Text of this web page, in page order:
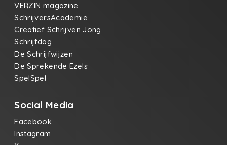
VERZIN magazine
SchrijversAcademie
Creatief Schrijven Jong
Schrijfdag
De Schrijfwijzen
De Sprekende Ezels
SpelSpel
Social Media
Facebook
Instagram